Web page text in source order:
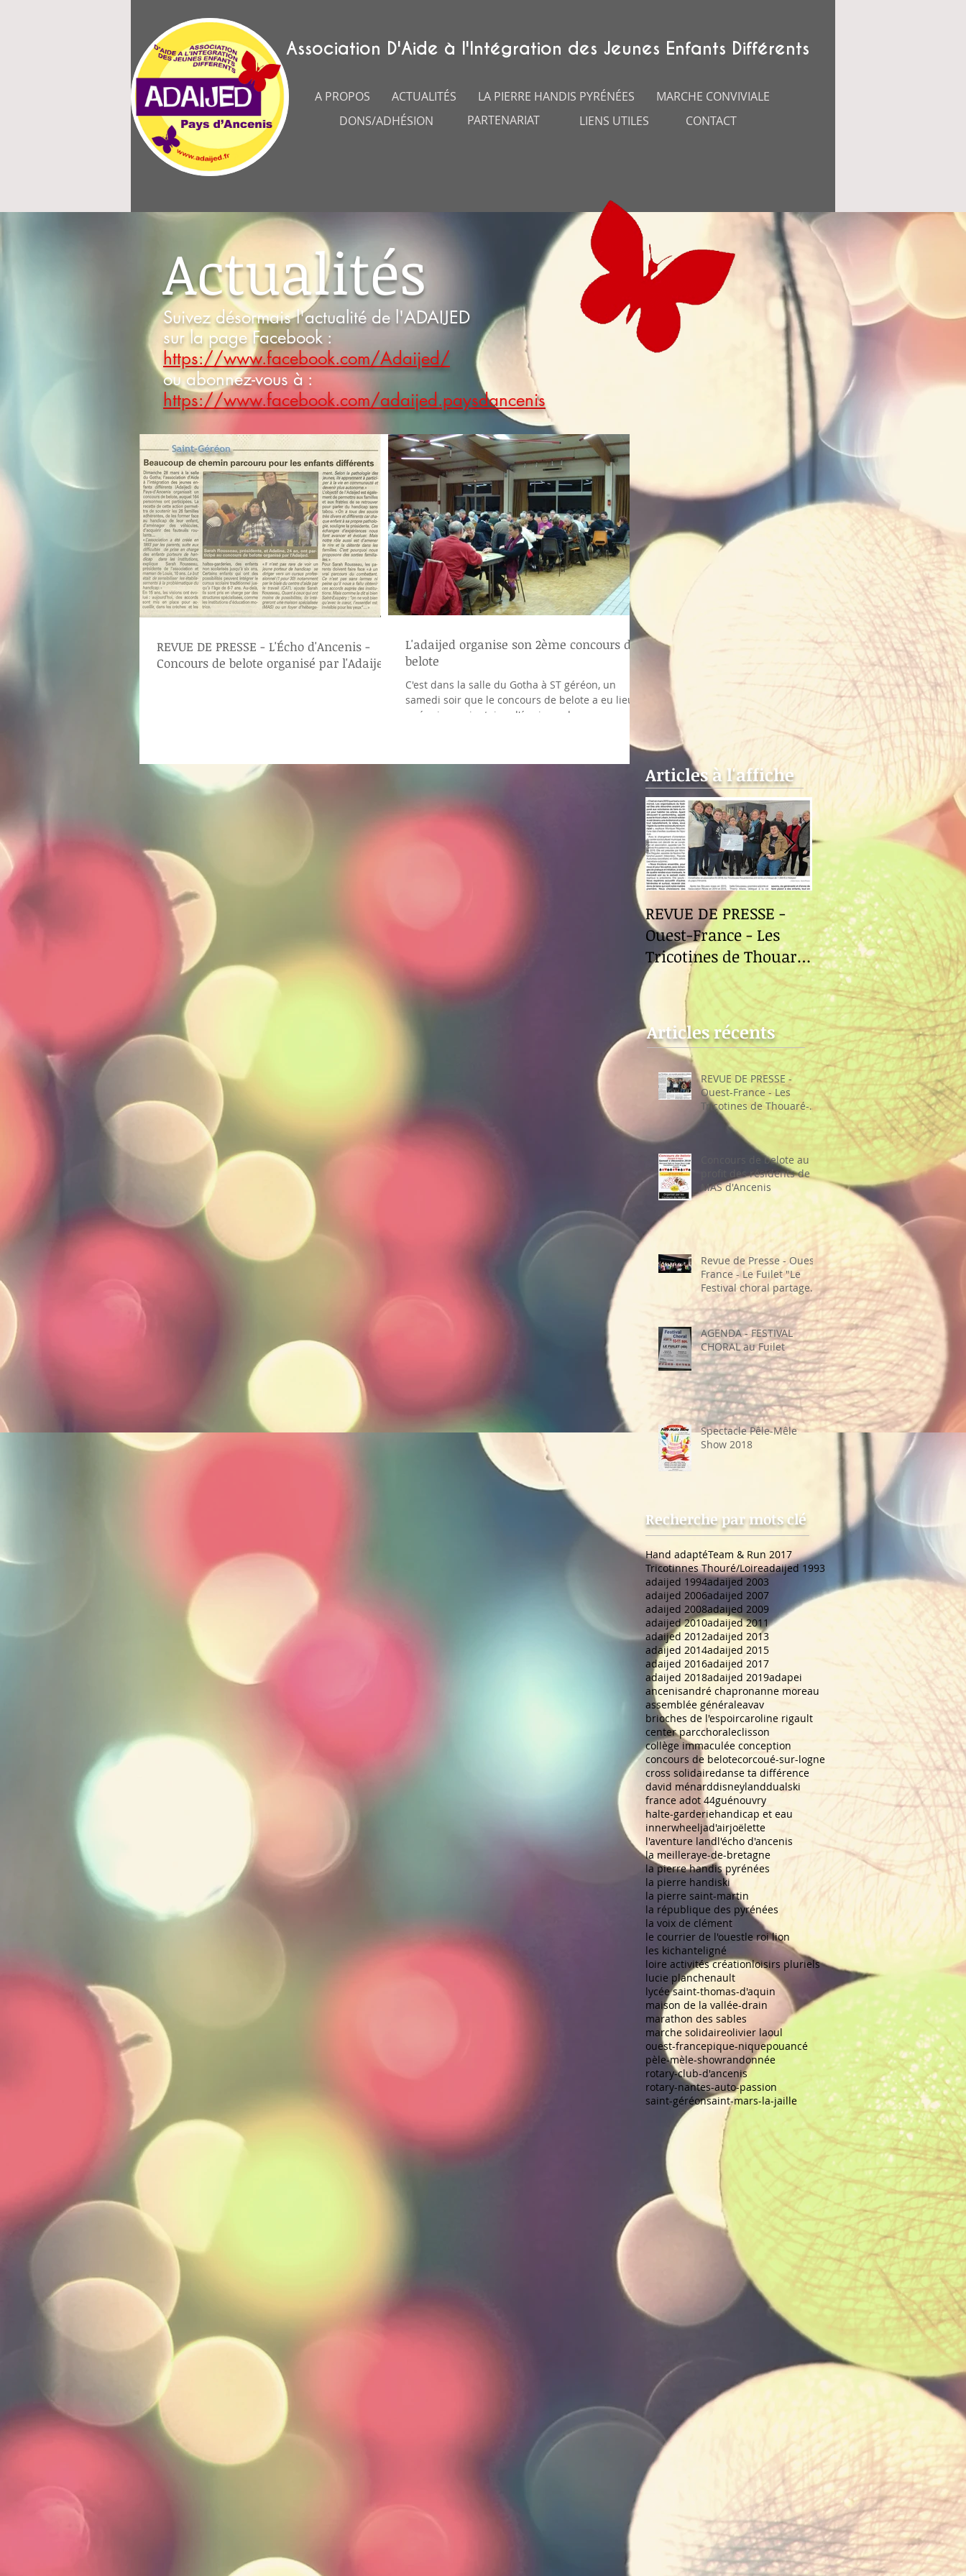
Association D'Aide à l'Intégration des Jeunes Enfants Différents
A PROPOS ACTUALITÉS LA PIERRE HANDIS PYRÉNÉES
MARCHE CONVIVIALE
DONS/ADHÉSION
CONTACT
PARTENARIAT LIENS UTILES
Actualités
Suivez désormais l'actualité de l'ADAIJED
sur la page Facebook :
https://www.facebook.com/Adaijed/
ou abonnez-vous à :
https://www.facebook.com/adaijed.paysdancenis
REVUE DE PRESSE - L'Écho d'Ancenis -
Concours de belote organisé par l'Adaijed
L'adaijed organise son 2ème concours de
belote
C'est dans la salle du Gotha à ST géréon, un
samedi soir que le concours de belote a eu lieu, il
a réuni une vingtaine d'équipes. de...
Hand adaptéTeam & Run 2017
Tricotinnes Thouré/Loireadaijed 1993
adaijed 1994adaijed 2003
adaijed 2006adaijed 2007
adaijed 2008adaijed 2009
adaijed 2010adaijed 2011
adaijed 2012adaijed 2013
adaijed 2014adaijed 2015
adaijed 2016adaijed 2017
adaijed 2018adaijed 2019adapei
ancenisandré chapronanne moreau
assemblée généraleavav
brioches de l'espoircaroline rigault
center parcchoraleclisson
collège immaculée conception
concours de belotecorcoué-sur-logne
cross solidairedanse ta différence
david ménarddisneylanddualski
france adot 44guénouvry
halte-garderiehandicap et eau
innerwheeljad'airjoëlette
l'aventure landl'écho d'ancenis
la meilleraye-de-bretagne
la pierre handis pyrénées
la pierre handiski
la pierre saint-martin
la république des pyrénées
la voix de clément
le courrier de l'ouestle roi lion
les kichanteligné
loire activités créationloisirs pluriels
lucie planchenault
lycée saint-thomas-d'aquin
maison de la vallée-drain
marathon des sables
marche solidaireolivier laoul
ouest-francepique-niquepouancé
pèle-mèle-showrandonnée
rotary-club-d'ancenis
rotary-nantes-auto-passion
saint-géréonsaint-mars-la-jaille
REVUE DE PRESSE -
Ouest-France - Les
Tricotines de Thouaré-
sur-Loire
Concours de belote au
profit des résidents de la
MAS d'Ancenis
Revue de Presse - Ouest-
France - Le Fuilet "Le
Festival choral partage
sa recette"
AGENDA - FESTIVAL
CHORAL au Fuilet
Spectacle Pêle-Mêle
Show 2018
Articles récents
Recherche par mots clé
Articles à l'affiche
REVUE DE PRESSE -
Ouest-France - Les
Tricotines de Thouaré-
sur-Loire
Revue de Presse -
Ouest-France - Le
Fuilet "Le Festival
choral partage sa
recette"